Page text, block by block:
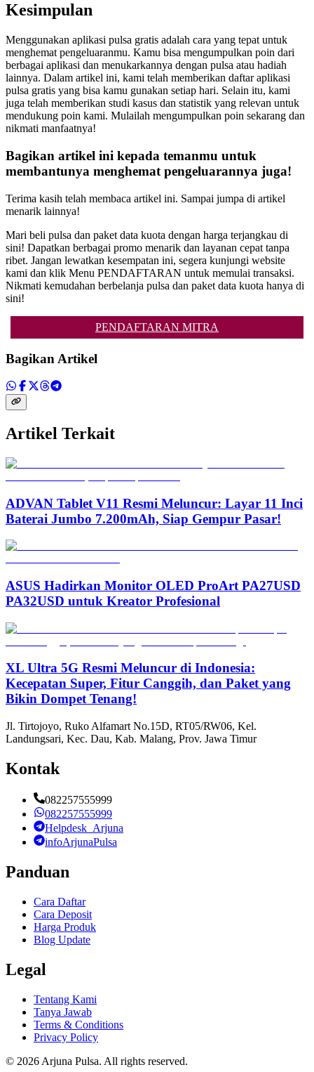
Kesimpulan
Menggunakan aplikasi pulsa gratis adalah cara yang tepat untuk
menghemat pengeluaranmu. Kamu bisa mengumpulkan poin dari
berbagai aplikasi dan menukarkannya dengan pulsa atau hadiah
lainnya. Dalam artikel ini, kami telah memberikan daftar aplikasi
pulsa gratis yang bisa kamu gunakan setiap hari. Selain itu, kami
juga telah memberikan studi kasus dan statistik yang relevan untuk
mendukung poin kami. Mulailah mengumpulkan poin sekarang dan
nikmati manfaatnya!
Bagikan artikel ini kepada temanmu untuk
membantunya menghemat pengeluarannya juga!
Terima kasih telah membaca artikel ini. Sampai jumpa di artikel
menarik lainnya!
Mari beli pulsa dan paket data kuota dengan harga terjangkau di
sini! Dapatkan berbagai promo menarik dan layanan cepat tanpa
ribet. Jangan lewatkan kesempatan ini, segera kunjungi website
kami dan klik Menu PENDAFTARAN untuk memulai transaksi.
Nikmati kemudahan berbelanja pulsa dan paket data kuota hanya di
sini!
PENDAFTARAN MITRA
Bagikan Artikel
Artikel Terkait
ADVAN Tablet V11 Resmi Meluncur: Layar 11 Inci
Baterai Jumbo 7.200mAh, Siap Gempur Pasar!
ASUS Hadirkan Monitor OLED ProArt PA27USD
PA32USD untuk Kreator Profesional
XL Ultra 5G Resmi Meluncur di Indonesia:
Kecepatan Super, Fitur Canggih, dan Paket yang
Bikin Dompet Tenang!
Jl. Tirtojoyo, Ruko Alfamart No.15D, RT05/RW06, Kel.
Landungsari, Kec. Dau, Kab. Malang, Prov. Jawa Timur
Kontak
082257555999
082257555999
Helpdesk_Arjuna
infoArjunaPulsa
Panduan
Cara Daftar
Cara Deposit
Harga Produk
Blog Update
Legal
Tentang Kami
Tanya Jawab
Terms & Conditions
Privacy Policy
© 2026 Arjuna Pulsa. All rights reserved.